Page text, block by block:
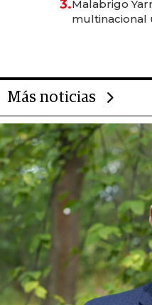
anticipación y
3.Malabrigo
multinacional
Más noticias